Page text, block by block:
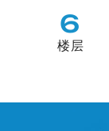
6
楼层